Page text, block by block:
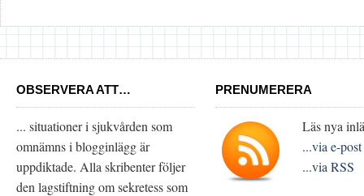
OBSERVERA ATT…
... situationer i sjukvården som
omnämns i blogginlägg är
uppdiktade. Alla skribenter följer
den lagstiftning om sekretess som
PRENUMERERA
Läs nya
...via e-post
...via RSS